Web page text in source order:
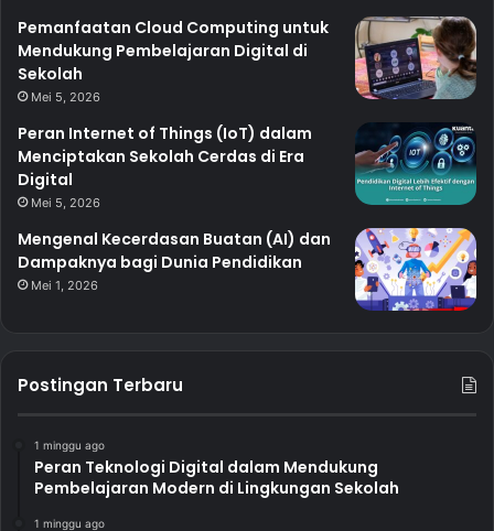
Pemanfaatan Cloud Computing untuk
Mendukung Pembelajaran Digital di
Sekolah
Mei 5, 2026
Peran Internet of Things (IoT) dalam
Menciptakan Sekolah Cerdas di Era
Digital
Mei 5, 2026
Mengenal Kecerdasan Buatan (AI) dan
Dampaknya bagi Dunia Pendidikan
Mei 1, 2026
Postingan Terbaru
1 minggu ago
Peran Teknologi Digital dalam Mendukung
Pembelajaran Modern di Lingkungan Sekolah
1 minggu ago